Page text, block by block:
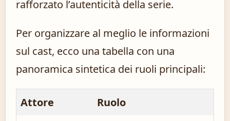
rafforzato l’autenticità della serie.
Per organizzare al meglio le informazioni
sul cast, ecco una tabella con una
panoramica sintetica dei ruoli principali:
Attore
Ruolo